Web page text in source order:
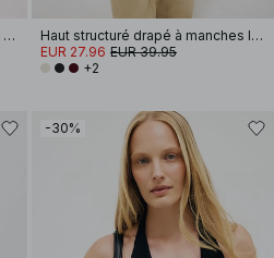
T-shirt à manches longues avec épaulettes en coton doux
Haut structuré drapé à manches longues
EUR 27.96 EUR 39.95
+2
-30%